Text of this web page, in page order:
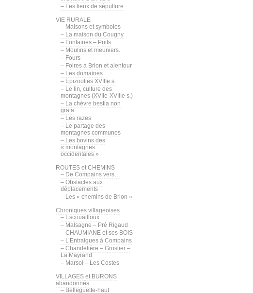
– Les lieux de sépulture
VIE RURALE
– Maisons et symboles
– La maison du Cougny
– Fontaines – Puits
– Moulins et meuniers.
– Fours
– Foires à Brion et alentour
– Les domaines
– Epizooties XVIIIe s.
– Le lin, culture des
montagnes (XVIIe-XVIIIe s.)
– La chèvre bestia non
grata
– Les razes
– Le partage des
montagnes communes
– Les bovins des
« montagnes
occidentales »
ROUTES et CHEMINS
– De Compains vers…
– Obstacles aux
déplacements
– Les « chemins de Brion »
Chroniques villageoises
– Escouailloux
– Malsagne – Pré Rigaud
– CHAUMIANE et ses BOIS
– L’Entraigues à Compains
– Chandelière – Groslier –
La Mayrand
– Marsol – Les Costes
VILLAGES et BURONS
abandonnés
– Belleguette-haut